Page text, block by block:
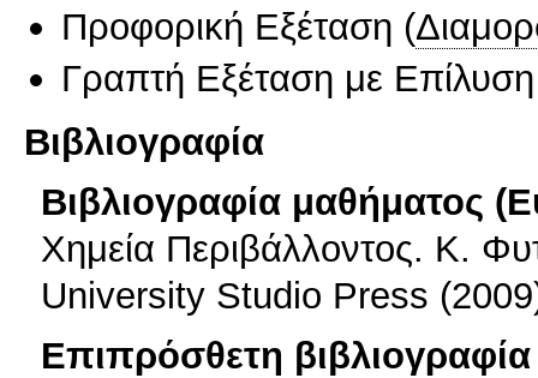
Προφορική Εξέταση (
Γραπτή Εξέταση με
Βιβλιογραφία
Βιβλιογραφία μαθήματος
Χημεία Περιβάλλοντος. Κ.
University Studio Press
Επιπρόσθετη βιβλιογραφία